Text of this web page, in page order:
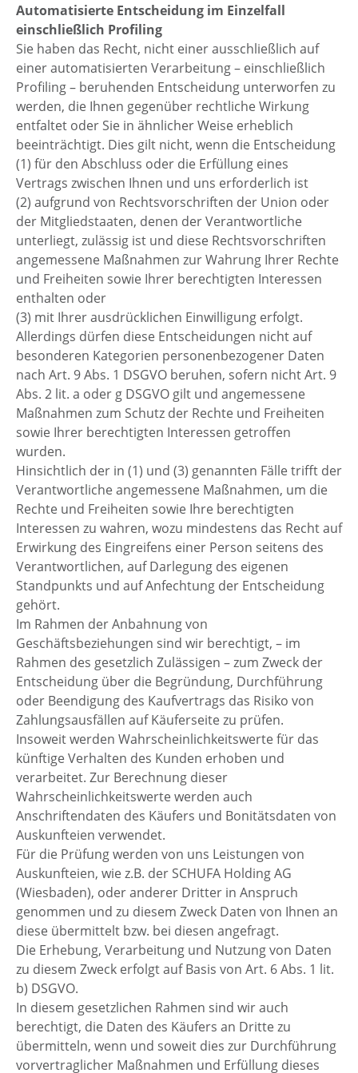
Automatisierte Entscheidung im Einzelfall
einschließlich Profiling
Sie haben das Recht, nicht einer ausschließlich auf
einer automatisierten Verarbeitung – einschließlich
Profiling – beruhenden Entscheidung unterworfen zu
werden, die Ihnen gegenüber rechtliche Wirkung
entfaltet oder Sie in ähnlicher Weise erheblich
beeinträchtigt. Dies gilt nicht, wenn die Entscheidung
(1) für den Abschluss oder die Erfüllung eines
Vertrags zwischen Ihnen und uns erforderlich ist
(2) aufgrund von Rechtsvorschriften der Union oder
der Mitgliedstaaten, denen der Verantwortliche
unterliegt, zulässig ist und diese Rechtsvorschriften
angemessene Maßnahmen zur Wahrung Ihrer Rechte
und Freiheiten sowie Ihrer berechtigten Interessen
enthalten oder
(3) mit Ihrer ausdrücklichen Einwilligung erfolgt.
Allerdings dürfen diese Entscheidungen nicht auf
besonderen Kategorien personenbezogener Daten
nach Art. 9 Abs. 1 DSGVO beruhen, sofern nicht Art. 9
Abs. 2 lit. a oder g DSGVO gilt und angemessene
Maßnahmen zum Schutz der Rechte und Freiheiten
sowie Ihrer berechtigten Interessen getroffen
wurden.
Hinsichtlich der in (1) und (3) genannten Fälle trifft der
Verantwortliche angemessene Maßnahmen, um die
Rechte und Freiheiten sowie Ihre berechtigten
Interessen zu wahren, wozu mindestens das Recht auf
Erwirkung des Eingreifens einer Person seitens des
Verantwortlichen, auf Darlegung des eigenen
Standpunkts und auf Anfechtung der Entscheidung
gehört.
Im Rahmen der Anbahnung von
Geschäftsbeziehungen sind wir berechtigt, – im
Rahmen des gesetzlich Zulässigen – zum Zweck der
Entscheidung über die Begründung, Durchführung
oder Beendigung des Kaufvertrags das Risiko von
Zahlungsausfällen auf Käuferseite zu prüfen.
Insoweit werden Wahrscheinlichkeitswerte für das
künftige Verhalten des Kunden erhoben und
verarbeitet. Zur Berechnung dieser
Wahrscheinlichkeitswerte werden auch
Anschriftendaten des Käufers und Bonitätsdaten von
Auskunfteien verwendet.
Für die Prüfung werden von uns Leistungen von
Auskunfteien, wie z.B. der SCHUFA Holding AG
(Wiesbaden), oder anderer Dritter in Anspruch
genommen und zu diesem Zweck Daten von Ihnen an
diese übermittelt bzw. bei diesen angefragt.
Die Erhebung, Verarbeitung und Nutzung von Daten
zu diesem Zweck erfolgt auf Basis von Art. 6 Abs. 1 lit.
b) DSGVO.
In diesem gesetzlichen Rahmen sind wir auch
berechtigt, die Daten des Käufers an Dritte zu
übermitteln, wenn und soweit dies zur Durchführung
vorvertraglicher Maßnahmen und Erfüllung dieses